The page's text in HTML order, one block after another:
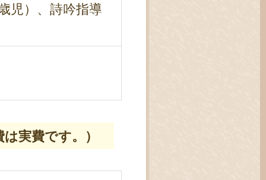
児）、詩吟指導
実費です。）